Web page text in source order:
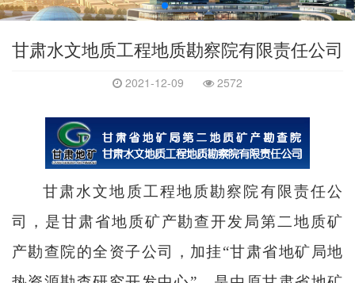
甘肃水文地质工程地质勘察院有限责任公司
2021-12-09 2572
甘肃水文地质工程地质勘察院有限责任公
司
，是甘肃省地质矿产勘查开发局第二地质矿
产勘查院的全资子公司
，加挂“甘肃省地矿局地